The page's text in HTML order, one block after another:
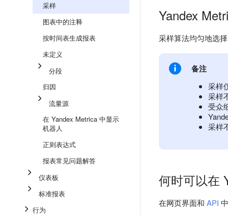
采样
图表中的注释
按时间表生成报表
未定义
分段
归因
流量源
在 Yandex Metrica 中显示
机器人
正则表达式
报表常见问题解答
仪表板
标准报表
行为
Yandex
采样算法均匀地选
备注
采样
采样
受众
采样
何时可以在
在网页界面和 API